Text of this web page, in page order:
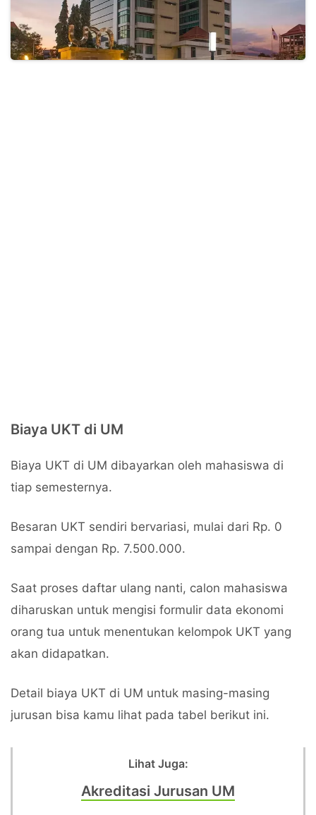
Biaya UKT di UM
Biaya UKT di UM dibayarkan oleh mahasiswa di
tiap semesternya.
Besaran UKT sendiri bervariasi, mulai dari Rp. 0
sampai dengan Rp. 7.500.000.
Saat proses daftar ulang nanti, calon mahasiswa
diharuskan untuk mengisi formulir data ekonomi
orang tua untuk menentukan kelompok UKT yang
akan didapatkan.
Detail biaya UKT di UM untuk masing-masing
jurusan bisa kamu lihat pada tabel berikut ini.
Lihat Juga:
Akreditasi Jurusan UM